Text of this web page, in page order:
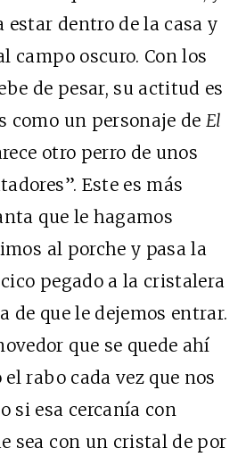
estar dentro de la casa y
campo oscuro. Con los
de pesar, su actitud es
como un personaje de El
otro perro de unos
Este es más
que le hagamos
al porche y pasa la
pegado a la cristalera
de que le dejemos entrar.
que se quede ahí
rabo cada vez que nos
si esa cercanía con
sea con un cristal de por